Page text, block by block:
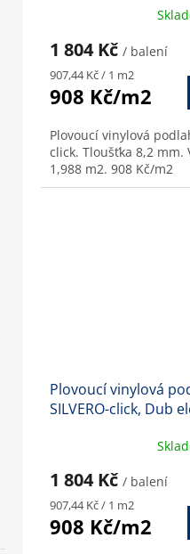
1 804 Kč / balení
Měrná
cena:
907,44 Kč / 1 m2
908 Kč/m2
Plovoucí vinylová
click. Tloušťka 8,2 mm.
1,988 m2. 908 Kč/m2
Plovoucí vinylová
SILVERO-click, Dub
1 804 Kč / balení
Měrná
cena:
907,44 Kč / 1 m2
908 Kč/m2